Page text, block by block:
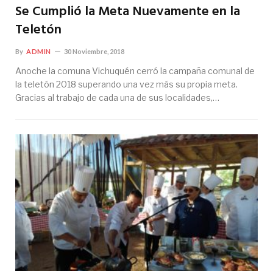
Se Cumplió la Meta Nuevamente en la
Teletón
By ADMIN 30 Noviembre, 2018
Anoche la comuna Vichuquén cerró la campaña comunal de
la teletón 2018 superando una vez más su propia meta.
Gracias al trabajo de cada una de sus localidades,…